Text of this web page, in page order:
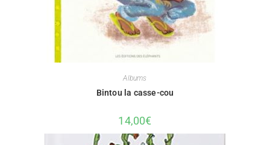
Albums
Bintou la casse-cou
14,00€